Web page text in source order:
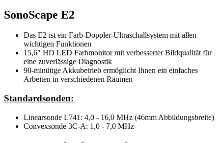
SonoScape E2
Das E2 ist ein Farb-Doppler-Ultraschallsystem mit allen
wichtigen Funktionen
15,6" HD LED Farbmonitor mit verbesserter Bildqualität für
eine zuverlässige Diagnostik
90-minütige Akkubetrieb ermöglicht Ihnen ein einfaches
Arbeiten in verschiedenen Räumen
Standardsonden:
Linearsonde L741: 4,0 - 16,0 MHz (46mm Abbildungsbreite)
Convexsonde 3C-A: 1,0 - 7,0 MHz